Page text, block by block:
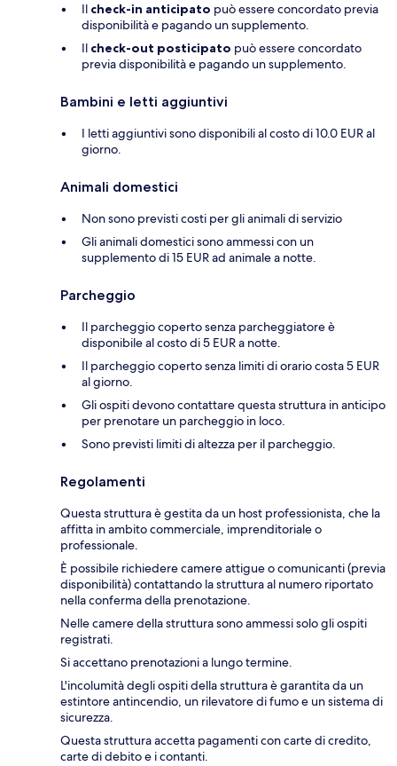
Il check-in anticipato può essere concordato previa
disponibilità e pagando un supplemento.
Il check-out posticipato può essere concordato
previa disponibilità e pagando un supplemento.
Bambini e letti aggiuntivi
I letti aggiuntivi sono disponibili al costo di 10.0 EUR al
giorno.
Animali domestici
Non sono previsti costi per gli animali di servizio
Gli animali domestici sono ammessi con un
supplemento di 15 EUR ad animale a notte.
Parcheggio
Il parcheggio coperto senza parcheggiatore è
disponibile al costo di 5 EUR a notte.
Il parcheggio coperto senza limiti di orario costa 5 EUR
al giorno.
Gli ospiti devono contattare questa struttura in anticipo
per prenotare un parcheggio in loco.
Sono previsti limiti di altezza per il parcheggio.
Regolamenti
Questa struttura è gestita da un host professionista, che la
affitta in ambito commerciale, imprenditoriale o
professionale.
È possibile richiedere camere attigue o comunicanti (previa
disponibilità) contattando la struttura al numero riportato
nella conferma della prenotazione.
Nelle camere della struttura sono ammessi solo gli ospiti
registrati.
Si accettano prenotazioni a lungo termine.
L'incolumità degli ospiti della struttura è garantita da un
estintore antincendio, un rilevatore di fumo e un sistema di
sicurezza.
Questa struttura accetta pagamenti con carte di credito,
carte di debito e i contanti.